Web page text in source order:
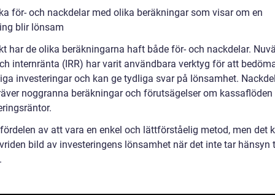
för- och nackdelar med olika beräkningar som visar om en
blir lönsam
har de olika beräkningarna haft både för- och nackdelar.
internränta (IRR) har varit användbara verktyg för att
investeringar och kan ge tydliga svar på lönsamhet.
noggranna beräkningar och förutsägelser om kassaflöden
av att vara en enkel och lättförståelig metod, men det
bild av investeringens lönsamhet när det inte tar hänsyn